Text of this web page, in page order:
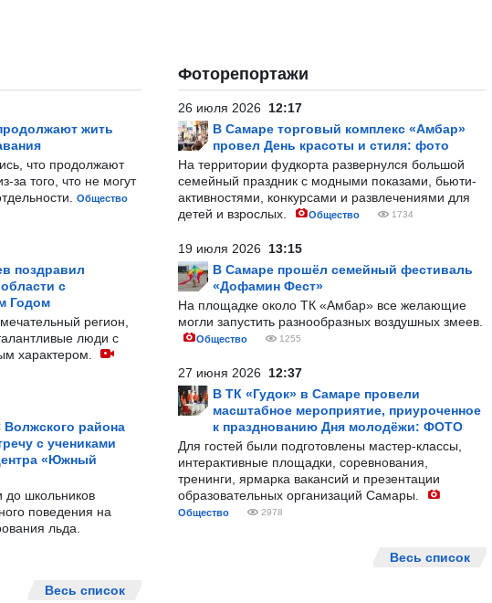
жить
что продолжают
за того, что не могут
Общество
поздравил
с
Годом
регион,
люди с
характером.
района
с учениками
«Южный
до школьников
поведения на
льда.
Весь список
Фоторепортажи
26 июля 2026 12:17
В Самаре торговый комплекс «Амбар»
провел День красоты и стиля: фото
На территории фудкорта развернулся большой
семейный праздник с модными показами, бьюти-
активностями, конкурсами и развлечениями для
детей и взрослых.
Общество 1734
19 июля 2026 13:15
В Самаре прошёл семейный фестиваль
«Дофамин Фест»
На площадке около ТК «Амбар» все желающие
могли запустить разнообразных воздушных змеев.
Общество 1255
27 июня 2026 12:37
В ТК «Гудок» в Самаре провели
масштабное мероприятие, приуроченное
к празднованию Дня молодёжи: ФОТО
Для гостей были подготовлены мастер-классы,
интерактивные площадки, соревнования,
тренинги, ярмарка вакансий и презентации
образовательных организаций Самары.
Общество 2978
Весь список